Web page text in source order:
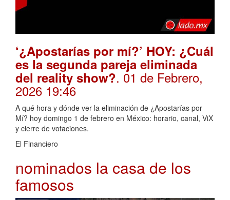
‘¿Apostarías por mí?’ HOY: ¿Cuál
es la segunda pareja eliminada
del reality show?. 01 de Febrero,
2026 19:46
A qué hora y dónde ver la eliminación de ¿Apostarías por
Mí? hoy domingo 1 de febrero en México: horario, canal, ViX
y cierre de votaciones.
El Financiero
nominados la casa de los
famosos